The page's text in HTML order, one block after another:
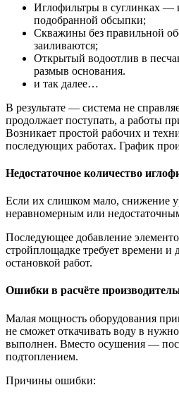
Иглофильтры в суглинках —
подобранной обсыпки;
Скважины без правильной
заиливаются;
Открытый водоотлив в
размыв основания.
и так далее…
В результате — система не
продолжает поступать, а работы
Возникает простой рабочих и
последующих работах. График
Недостаточное количество
Если их слишком мало, снижение
неравномерным или
Последующее добавление
стройплощадке требует времени и
остановкой работ.
Ошибки в расчёте
Малая мощность оборудования
не сможет откачивать воду в
выполнен. Вместо осушения —
подтоплением.
Причины ошибки: